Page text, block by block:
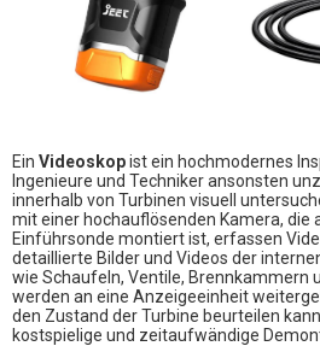
Ein Videoskopist ein hochmodernes
Ingenieure und Techniker ansonsten
innerhalb von Turbinen visuell
mit einer hochauflösenden Kamera, die
Einführsonde montiert ist, erfassen
detaillierte Bilder und Videos der
wie Schaufeln, Ventile, Brennkammern
werden an eine Anzeigeeinheit
den Zustand der Turbine beurteilen
kostspielige und zeitaufwändige